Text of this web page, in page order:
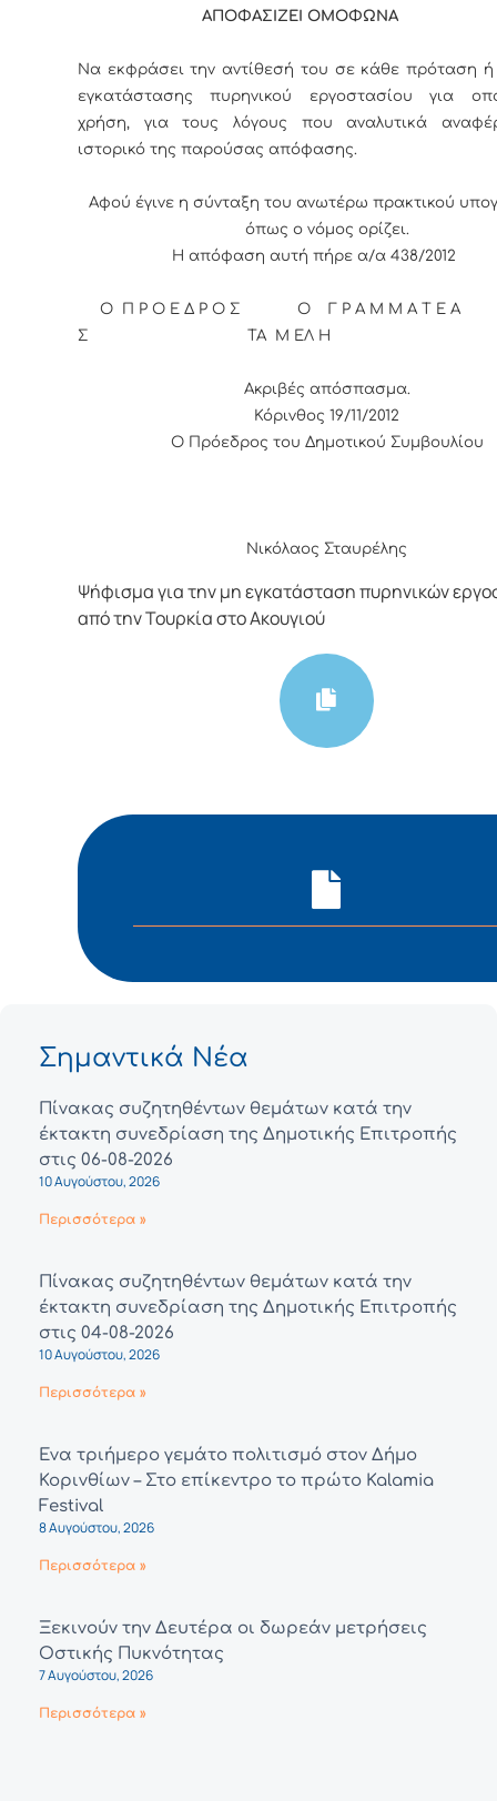
ΑΠΟΦΑΣΙΖΕΙ ΟΜΟΦΩΝΑ
Να εκφράσει την αντίθεσή του σε κάθε πρόταση
εγκατάστασης πυρηνικού εργοστασίου για
χρήση, για τους λόγους που αναλυτικά
ιστορικό της παρούσας απόφασης.
Αφού έγινε η σύνταξη του ανωτέρω πρακτικού
όπως ο νόμος ορίζει.
Η απόφαση αυτή πήρε α/α 438/2012
Ο Π Ρ Ο Ε Δ Ρ Ο Σ Ο Γ Ρ Α Μ Μ Α Τ Ε Α
Σ ΤΑ Μ ΕΛ Η
Ακριβές απόσπασμα.
Κόρινθος 19/11/2012
Ο Πρόεδρος του Δημοτικού Συμβουλίου
Νικόλαος Σταυρέλης
Ψήφισμα για την μη εγκατάσταση πυρηνικών
από την Τουρκία στο Ακουγιού
Σημαντικά Νέα
Πίνακας συζητηθέντων θεμάτων κατά την
έκτακτη συνεδρίαση της Δημοτικής Επιτροπής
στις 06-08-2026
10 Αυγούστου, 2026
Περισσότερα »
Πίνακας συζητηθέντων θεμάτων κατά την
έκτακτη συνεδρίαση της Δημοτικής Επιτροπής
στις 04-08-2026
10 Αυγούστου, 2026
Περισσότερα »
Ένα τριήμερο γεμάτο πολιτισμό στον Δήμο
Κορινθίων – Στο επίκεντρο το πρώτο Kalamia
Festival
8 Αυγούστου, 2026
Περισσότερα »
Ξεκινούν την Δευτέρα οι δωρεάν μετρήσεις
Οστικής Πυκνότητας
7 Αυγούστου, 2026
Περισσότερα »